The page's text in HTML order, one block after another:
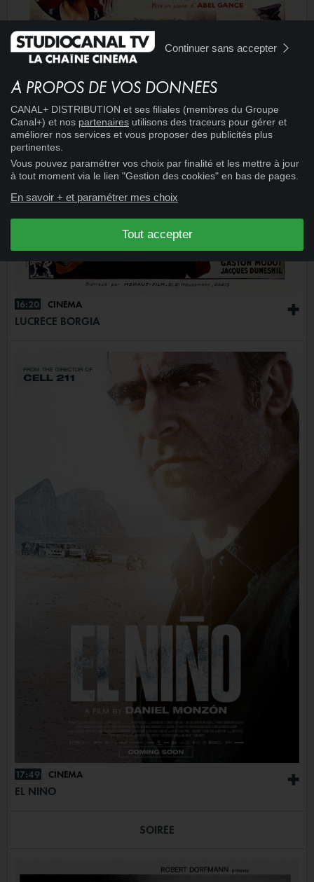
+
16:20 CINÉMA
LUCRÈCE BORGIA
+
17:49 CINÉMA
EL NIÑO
SOIRÉE
Continuer sans accepter
À PROPOS DE VOS DONNÉES
CANAL+ DISTRIBUTION et ses filiales (membres du Groupe
Canal+) et nos partenaires utilisons des traceurs pour gérer et
améliorer nos services et vous proposer des publicités plus
pertinentes.
Vous pouvez paramétrer vos choix par finalité et les mettre à jour
à tout moment via le lien "Gestion des cookies" en bas de pages.
En savoir + et paramétrer mes choix
Tout accepter